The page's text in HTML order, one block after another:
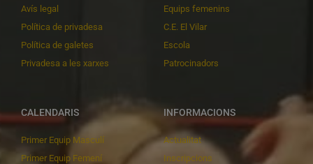
Avís legal
Política de privadesa
Política de galetes
Privadesa a les xarxes
Equips femenins
C.E. El Vilar
Escola
Patrocinadors
CALENDARIS
Primer Equip Masculí
Primer Equip Femení
INFORMACIONS
Actualitat
Inscripcions